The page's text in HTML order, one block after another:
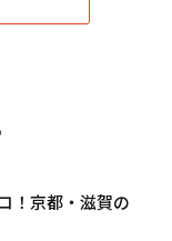
！京都・滋賀の